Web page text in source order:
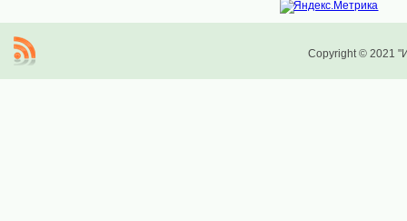
Copyright © 2021